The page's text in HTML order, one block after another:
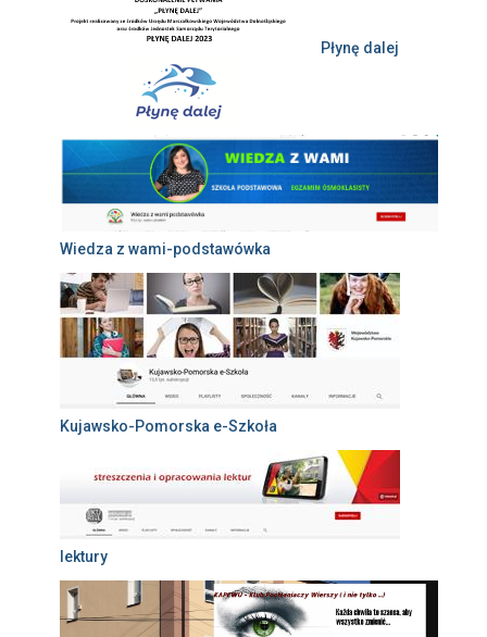
Płynę dalej
Wiedza z wami-podstawówka
Kujawsko-Pomorska e-Szkoła
lektury